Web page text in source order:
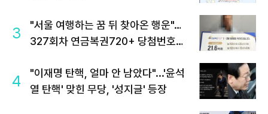
3
"서울 여행하는 꿈 뒤 찾아온 행운"…
327회차 연금복권720+ 당첨번호조
4
"이재명 탄핵, 얼마 안 남았다"...'윤석
열 탄핵' 맞힌 무당, '성지글' 등장